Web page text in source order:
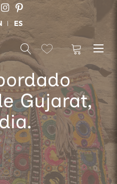
ES
Gujarat,